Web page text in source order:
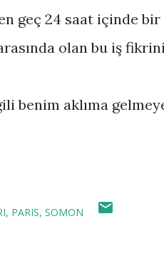
geç 24 saat içinde
olan bu iş
benim aklıma
PARIS SOMON